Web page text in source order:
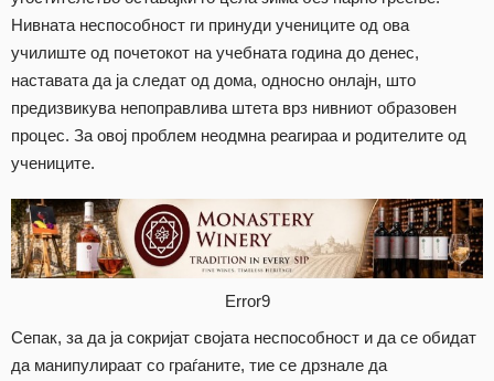
Нивната неспособност ги принуди учениците од ова
училиште од почетокот на учебната година до денес,
наставата да ја следат од дома, односно онлајн, што
предизвикува непоправлива штета врз нивниот образовен
процес. За овој проблем неодмна реагираа и родителите од
учениците.
Error9
Сепак, за да ја сокријат својата неспособност и да се обидат
да манипулираат со граѓаните, тие се дрзнале да